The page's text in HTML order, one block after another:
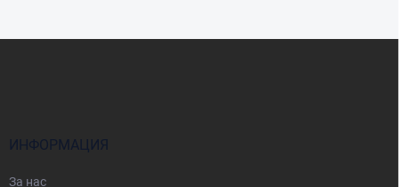
ИНФОРМАЦИЯ
За нас